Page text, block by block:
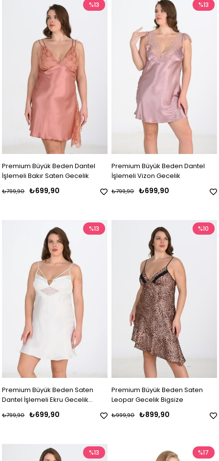
Premium Büyük Beden Dantel
İşlemeli Bakır Saten Gecelik
₺699,90
₺799,90
%13
Premium Büyük Beden Dantel
İşlemeli Vizon Gecelik
₺699,90
₺799,90
%13
Premium Büyük Beden Saten
Dantel İşlemeli Ekru Gecelik
₺699,90
₺799,90
%13
Premium Büyük Beden Saten
Leopar Gecelik Bigsize
₺899,90
₺999,90
%10
%13 %17